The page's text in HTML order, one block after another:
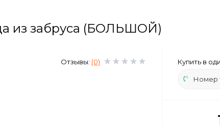
из забруса (БОЛЬШОЙ)
Отзывы: (0) Купить в